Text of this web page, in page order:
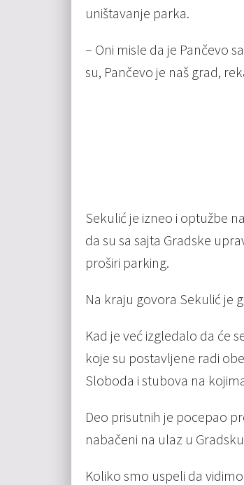
uništavanje parka.
– Oni misle da je Pančevo
su, Pančevo je naš grad,
Sekulić je izneo i optužbe
da su sa sajta Gradske
proširi parking.
Na kraju govora Sekulić je
Kad je već izgledalo da će
koje su postavljene radi
Sloboda i stubova na
Deo prisutnih je pocepao
nabačeni na ulaz u
Koliko smo uspeli da